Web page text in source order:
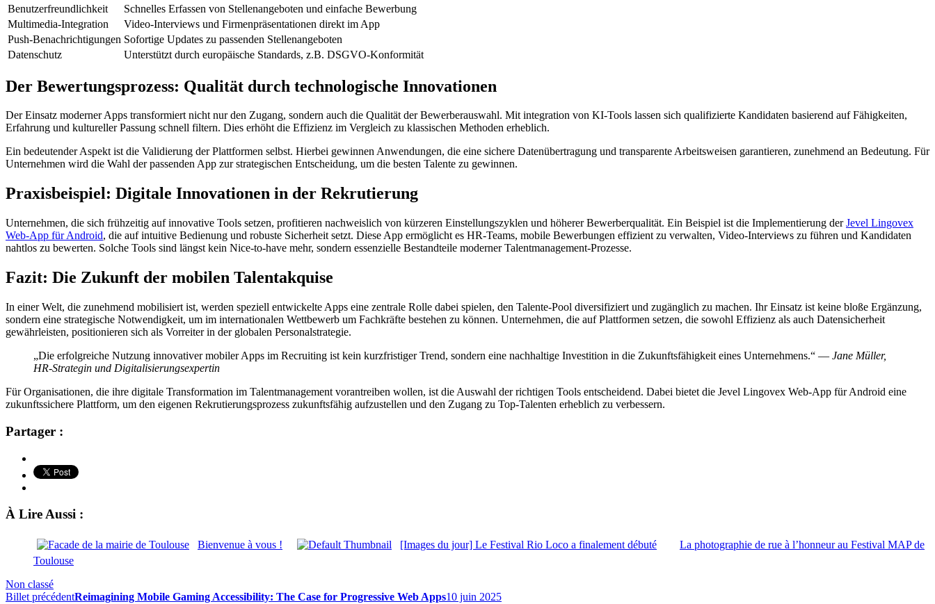
Benutzerfreundlichkeit
Schnelles Erfassen von Stellenangeboten und einfache Bewerbung
Multimedia-Integration
Video-Interviews und Firmenpräsentationen direkt im App
Push-Benachrichtigungen Sofortige Updates zu passenden Stellenangeboten
Datenschutz
Unterstützt durch europäische Standards, z.B. DSGVO-Konformität
Der Bewertungsprozess: Qualität durch technologische Innovationen
Der Einsatz moderner Apps transformiert nicht nur den Zugang, sondern auch die Qualität der Bewerberauswahl. Mit integration von KI-Tools lassen sich qualifizierte Kandidaten basierend auf Fähigkeiten,
Erfahrung und kultureller Passung schnell filtern. Dies erhöht die Effizienz im Vergleich zu klassischen Methoden erheblich.
Ein bedeutender Aspekt ist die Validierung der Plattformen selbst. Hierbei gewinnen Anwendungen, die eine sichere Datenübertragung und transparente Arbeitsweisen garantieren, zunehmend an Bedeutung. Für
Unternehmen wird die Wahl der passenden App zur strategischen Entscheidung, um die besten Talente zu gewinnen.
Praxisbeispiel: Digitale Innovationen in der Rekrutierung
Unternehmen, die sich frühzeitig auf innovative Tools setzen, profitieren nachweislich von kürzeren Einstellungszyklen und höherer Bewerberqualität. Ein Beispiel ist die Implementierung derJevel Lingovex
Web-App für Android, die auf intuitive Bedienung und robuste Sicherheit setzt. Diese App ermöglicht es HR-Teams, mobile Bewerbungen effizient zu verwalten, Video-Interviews zu führen und Kandidaten
nahtlos zu bewerten. Solche Tools sind längst kein Nice-to-have mehr, sondern essenzielle Bestandteile moderner Talentmanagement-Prozesse.
Fazit: Die Zukunft der mobilen Talentakquise
In einer Welt, die zunehmend mobilisiert ist, werden speziell entwickelte Apps eine zentrale Rolle dabei spielen, den Talente-Pool diversifiziert und zugänglich zu machen. Ihr Einsatz ist keine bloße Ergänzung,
sondern eine strategische Notwendigkeit, um im internationalen Wettbewerb um Fachkräfte bestehen zu können. Unternehmen, die auf Plattformen setzen, die sowohl Effizienz als auch Datensicherheit
gewährleisten, positionieren sich als Vorreiter in der globalen Personalstrategie.
„Die erfolgreiche Nutzung innovativer mobiler Apps im Recruiting ist kein kurzfristiger Trend, sondern eine nachhaltige Investition in die Zukunftsfähigkeit eines Unternehmens.“ — Jane Müller,
HR-Strategin und Digitalisierungsexpertin
Für Organisationen, die ihre digitale Transformation im Talentmanagement vorantreiben wollen, ist die Auswahl der richtigen Tools entscheidend. Dabei bietet die Jevel Lingovex Web-App für Android eine
zukunftssichere Plattform, um den eigenen Rekrutierungsprozess zukunftsfähig aufzustellen und den Zugang zu Top-Talenten erheblich zu verbessern.
Partager :
À Lire Aussi :
Bienvenue à vous ! [Images du jour] Le Festival Rio Loco a finalement débuté
La photographie de rue à l’honneur au Festival MAP de
Toulouse
Non classé
Billet précédentReimagining Mobile Gaming Accessibility: The Case for Progressive Web Apps10 juin 2025